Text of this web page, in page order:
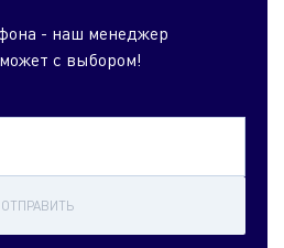
- наш менеджер
с выбором!
ОТПРАВИТЬ